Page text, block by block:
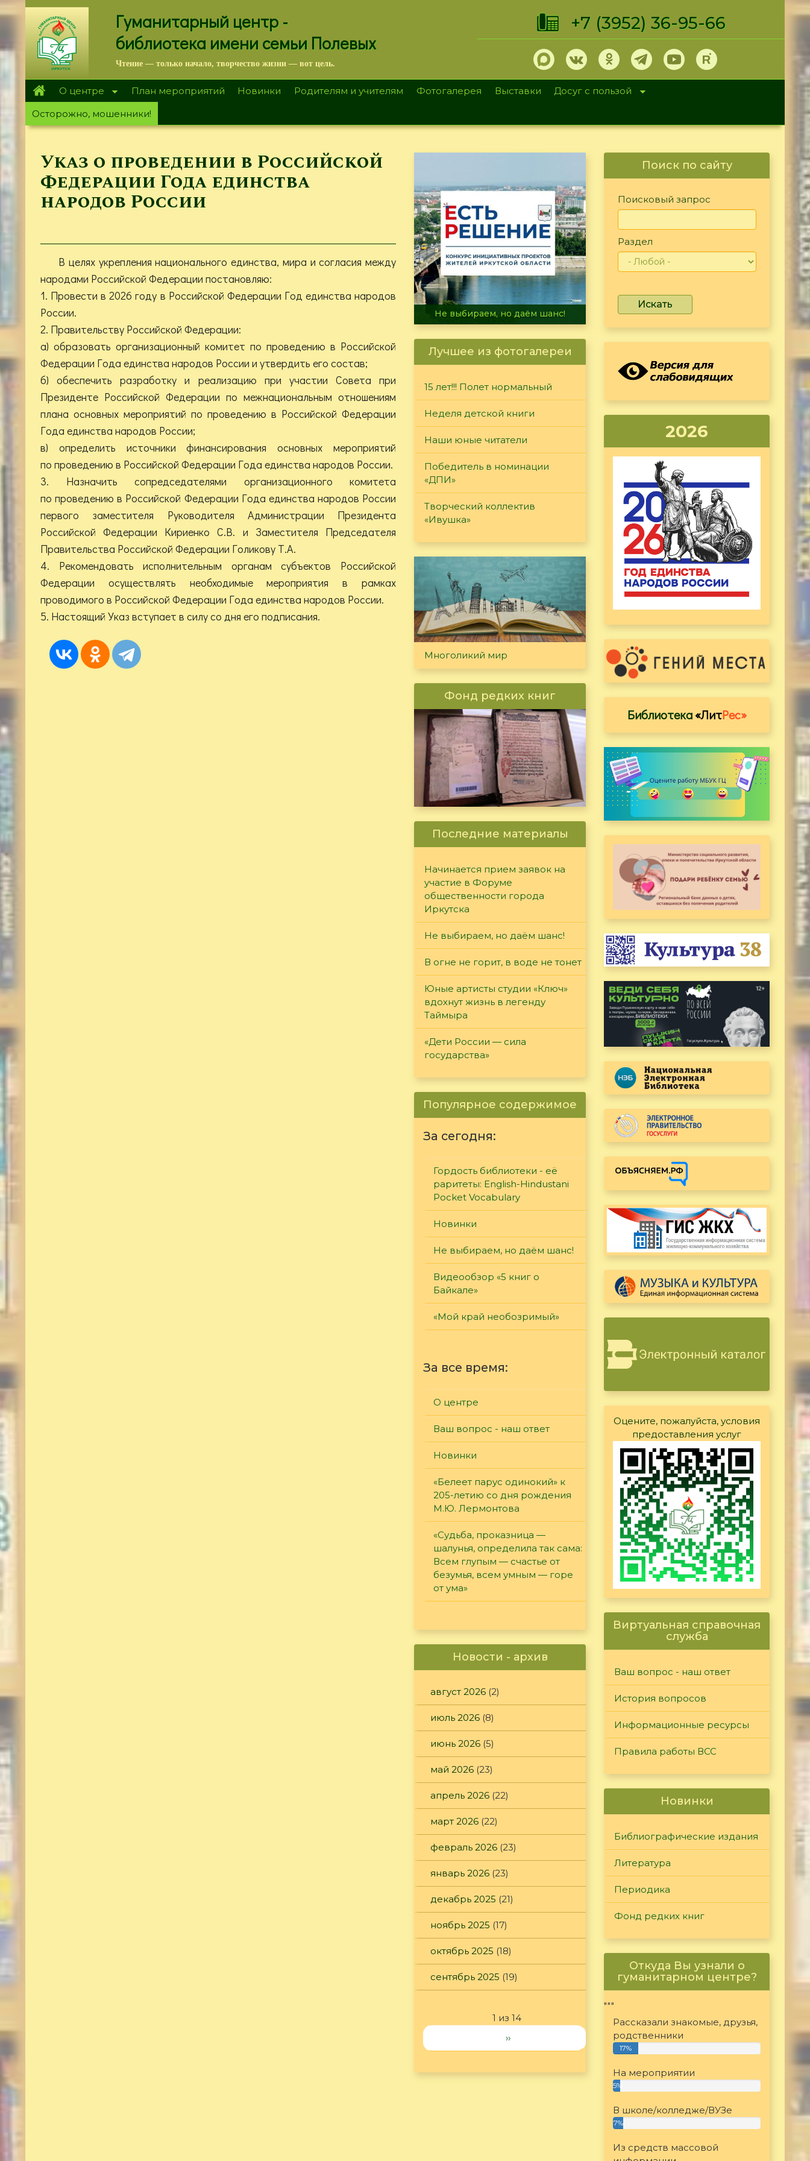
Перейти
к
основному
содержанию
Гуманитарный центр -
библиотека имени семьи Полевых
Чтение — только начало, творчество жизни — вот цель.
+7 (3952) 36-95-66
О центре План мероприятий Новинки Родителям и учителям Фотогалерея Выставки
Досуг с пользой
Осторожно, мошенники!
Указ о проведении в Российской
Федерации Года единства
народов России
В целях укрепления национального единства, мира и согласия между
народами Российской Федерации постановляю:
1. Провести в 2026 году в Российской Федерации Год единства народов
России.
2. Правительству Российской Федерации:
а) образовать организационный комитет по проведению в Российской
Федерации Года единства народов России и утвердить его состав;
б) обеспечить разработку и реализацию при участии Совета при
Президенте Российской Федерации по межнациональным отношениям
плана основных мероприятий по проведению в Российской Федерации
Года единства народов России;
в) определить источники финансирования основных мероприятий
по проведению в Российской Федерации Года единства народов России.
3. Назначить сопредседателями организационного комитета
по проведению в Российской Федерации Года единства народов России
первого заместителя Руководителя Администрации Президента
Российской Федерации Кириенко С.В. и Заместителя Председателя
Правительства Российской Федерации Голикову Т.А.
4. Рекомендовать исполнительным органам субъектов Российской
Федерации осуществлять необходимые мероприятия в рамках
проводимого в Российской Федерации Года единства народов России.
5. Настоящий Указ вступает в силу со дня его подписания.
В огне не горит, в воде не тонет
Лучшее из фотогалереи
15 лет!!! Полет нормальный
Неделя детской книги
Наши юные читатели
Победитель в номинации
«ДПИ»
Творческий коллектив
«Ивушка»
Многоликий мир
Фонд редких книг
Последние материалы
Начинается прием заявок на
участие в Форуме
общественности города
Иркутска
Не выбираем, но даём шанс!
В огне не горит, в воде не тонет
Юные артисты студии «Ключ»
вдохнут жизнь в легенду
Таймыра
«Дети России — сила
государства»
Популярное содержимое
За сегодня:
Гордость библиотеки - её
раритеты: English-Hindustani
Pocket Vocabulary
Новинки
Не выбираем, но даём шанс!
Видеообзор «5 книг о
Байкале»
«Мой край необозримый»
За все время:
О центре
Ваш вопрос - наш ответ
Новинки
«Белеет парус одинокий» к
205-летию со дня рождения
М.Ю. Лермонтова
«Судьба, проказница —
шалунья, определила так сама:
Всем глупым — счастье от
безумья, всем умным — горе
от ума»
Новости - архив
август 2026 (2)
июль 2026 (8)
июнь 2026 (5)
май 2026 (23)
апрель 2026 (22)
март 2026 (22)
февраль 2026 (23)
январь 2026 (23)
декабрь 2025 (21)
ноябрь 2025 (17)
октябрь 2025 (18)
сентябрь 2025 (19)
1 из 14
››
Поиск по сайту
Поисковый запрос
Раздел
Искать
2026
Библиотека«ЛитРес»
Оцените, пожалуйста, условия
предоставления услуг
Виртуальная справочная
служба
Ваш вопрос - наш ответ
История вопросов
Информационные ресурсы
Правила работы ВСС
Новинки
Библиографические издания
Литература
Периодика
Фонд редких книг
Откуда Вы узнали о
гуманитарном центре?
"""
Рассказали знакомые, друзья,
родственники
17%
На мероприятии
5%
В школе/колледже/ВУЗе
7%
Из средств массовой